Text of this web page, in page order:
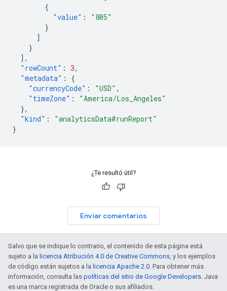
{
"value" :
"805"
}
]
}
],
"rowCount" : 3,
"metadata" :
{
"currencyCode" : "USD" ,
"timeZone" :
"America/Los_Angeles"
},
"kind" :
"analyticsData#runReport"
}
¿Te resultó útil?
Enviar comentarios
Salvo que se indique lo contrario, el contenido de esta página está
sujeto a la licencia Atribución 4.0 de Creative Commons, y los ejemplos
de código están sujetos a la licencia Apache 2.0. Para obtener más
información, consulta las políticas del sitio de Google Developers. Java
es una marca registrada de Oracle o sus afiliados.